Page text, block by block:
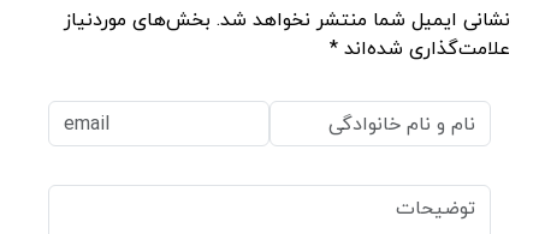
نشانی ایمیل شما منتشر نخواهد شد. بخش‌های موردنیاز
علامت‌گذاری شده‌اند *